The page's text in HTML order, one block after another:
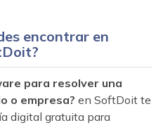
encontrar en
para resolver una
o empresa? en SoftDoit te
digital gratuita para